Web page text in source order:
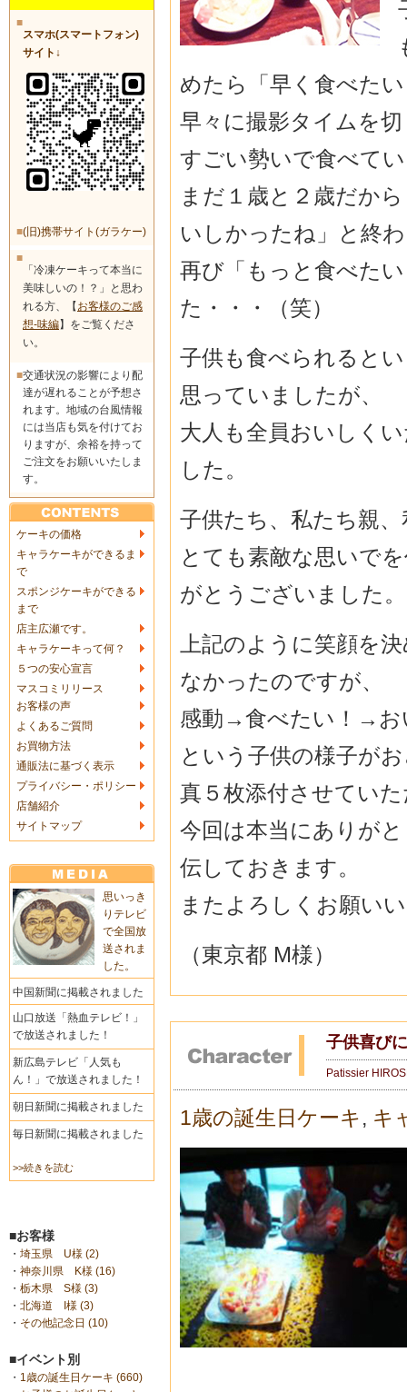
■
スマホ(スマートフォン)
サイト↓
■(旧)携帯サイト(ガラケー)
■
「冷凍ケーキって本当に
美味しいの！？」と思わ
れる方、【 お客様のご感
想-味編】をご覧くださ
い。
■交通状況の影響により配
達が遅れることが予想さ
れます。地域の台風情報
には当店も気を付けてお
りますが、余裕を持って
ご注文をお願いいたしま
す。
ケーキの価格
キャラケーキができるま
で
スポンジケーキができる
まで
店主広瀬です。
キャラケーキって何？
５つの安心宣言
マスコミリリース
お客様の声
よくあるご質問
お買物方法
通販法に基づく表示
プライバシー・ポリシー
店舗紹介
サイトマップ
思いっき
りテレビ
で全国放
送されま
した。
中国新聞に掲載されました
山口放送「熱血テレビ！」
で放送されました！
新広島テレビ「人気も
ん！」で放送されました！
朝日新聞に掲載されました
毎日新聞に掲載されました
>>続きを読む
■お客様
・ 埼玉県 U様 (2)
・ 神奈川県 K様 (16)
・ 栃木県 S様 (3)
・ 北海道 I様 (3)
・ その他記念日 (10)
■イベント別
・ 1歳の誕生日ケーキ (660)
めたら「早く食べた
早々に撮影タイムを
すごい勢いで食べて
まだ１歳と２歳だか
いしかったね」と終
再び「もっと食べた
た・・・（笑）
子供も食べられると
思っていましたが、
大人も全員おいしく
した。
子供たち、私たち親
とても素敵な思いで
がとうございました。
上記のように笑顔を
なかったのですが、
感動→食べたい！→お
という子供の様子が
真５枚添付させてい
今回は本当にありが
伝しておきます。
またよろしくお願い
（東京都 M様）
子供喜び
Patissier
1歳の誕生日ケーキ , キ